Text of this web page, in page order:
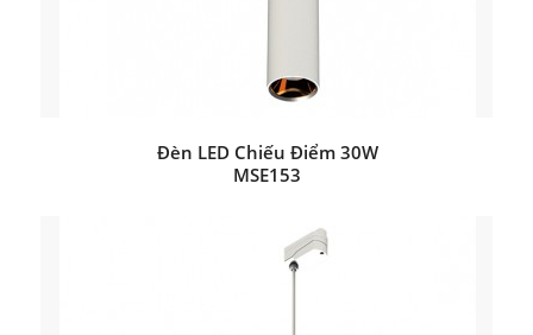
Đèn LED Chiếu Điểm 30W
MSE153